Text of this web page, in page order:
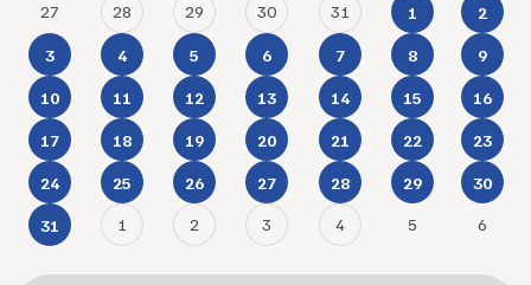
27 28 29 30 31 1 2
3 4 5 6 7 8 9
10 11 12 13 14 15 16
17 18 19 20 21 22 23
24 25 26 27 28 29 30
31 1 2 3 4 5 6